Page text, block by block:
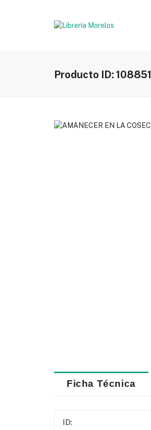
Producto ID: 108851
Ficha Técnica
ID: